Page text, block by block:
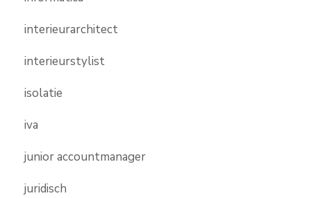
interieurarchitect
interieurstylist
isolatie
iva
junior accountmanager
juridisch